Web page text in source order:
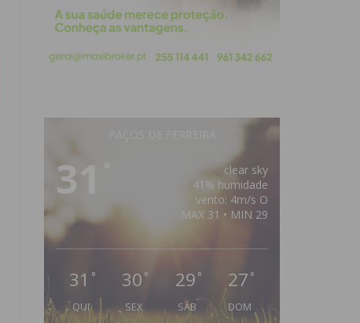
31
clear sky
41% humidade
vento: 4m/s O
MAX 31 • MIN 29
31 °
QUI
30 °
SEX
29 °
SÁB
27 °
DOM